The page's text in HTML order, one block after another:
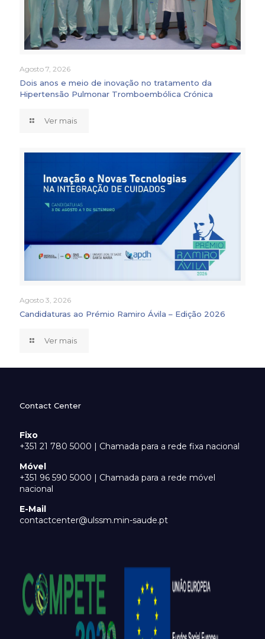
Agosto 7, 2026
Dois anos e meio de inovação no tratamento da
Hipertensão Pulmonar Tromboembólica Crónica
Ver mais
Agosto 3, 2026
Candidaturas ao Prémio Ramiro Ávila – Edição 2026
Ver mais
Contact Center
Fixo
+351 21 780 5000 | Chamada para a rede fixa nacional
Móvel
+351 96 590 5000 | Chamada para a rede móvel
nacional
E-Mail
contactcenter@ulssm.min-saude.pt